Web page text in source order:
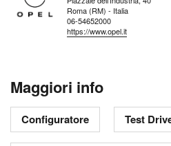
Roma (RM) - Italia
06-54652000
https://www.opel.it
Maggiori info
Configuratore Test